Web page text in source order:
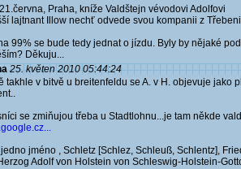
Praha, kníže Valdštejn vévodovi Adolfovi
lajtnant Illow nechť odvede svou kompanii z
99% se bude tedy jednat o jízdu. Byly by nějaké
Děkuju...
25. květen 2010 05:44:24
takhle v bitvě u breitenfeldu se A. v H. objevuje jako
se zmiňujou třeba u Stadtlohnu...je tam někde
jméno , Schletz [Schlez, Schleuß, Schlentz],
Adolf von Holstein von Schleswig-Holstein-